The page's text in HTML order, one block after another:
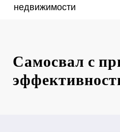
недвижимости
Самосвал с